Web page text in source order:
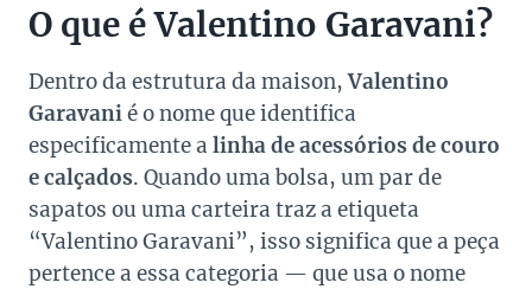
O que é Valentino Garavani?
Dentro da estrutura da maison,Valentino
Garavanié o nome que identifica
especificamente a linha de acessórios de couro
e calçados. Quando uma bolsa, um par de
sapatos ou uma carteira traz a etiqueta
“Valentino Garavani”, isso significa que a peça
pertence a essa categoria — que usa o nome